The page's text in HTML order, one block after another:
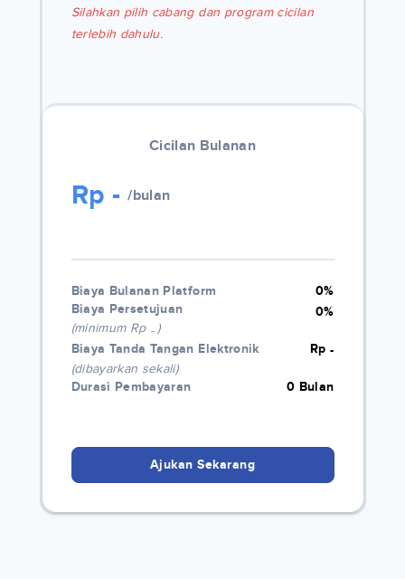
Silahkan pilih cabang dan program cicilan
terlebih dahulu.
Cicilan Bulanan
Rp - /bulan
Biaya Bulanan Platform
0%
Biaya Persetujuan
(minimum Rp -)
0%
Biaya Tanda Tangan Elektronik
(dibayarkan sekali)
Rp-
Durasi Pembayaran 0 Bulan
Ajukan Sekarang